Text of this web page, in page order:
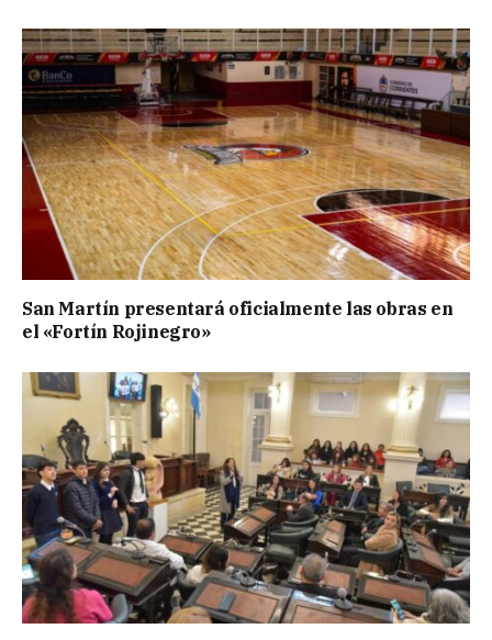
San Martín presentará oficialmente las obras en
el «Fortín Rojinegro»